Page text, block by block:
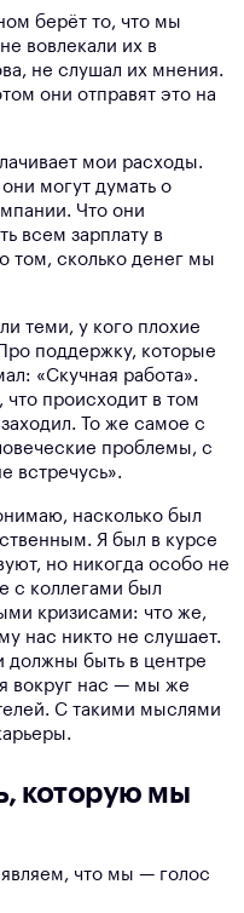
берёт то, что мы
вовлекали их в
не слушал их мнения.
они отправят это на
мои расходы.
могут думать о
Что они
всем зарплату в
том, сколько денег мы
теми, у кого плохие
поддержку, которые
«Скучная работа».
что происходит в том
То же самое с
проблемы, с
встречусь».
насколько был
Я был в курсе
но никогда особо не
с коллегами был
кризисами: что же,
нас никто не слушает.
должны быть в центре
вокруг нас — мы же
С такими мыслями
которую мы
что мы — голос